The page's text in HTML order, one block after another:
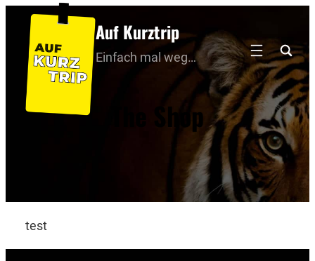
Auf Kurztrip
Einfach mal weg…
The Shop
test